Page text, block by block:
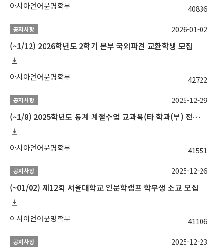
아시아언어문명학부 40836
공지사항
(~1/12) 2026학년도 2학기 본부 국외파견 교환학생 모집
아시아언어문명학부 42722
2026-01-02
공지사항
(~1/8) 2025학년도 동계 계절수업 교과목(타 학과(부) 전공 및 교양) 성적평가방법 선택제 신청 안내
아시아언어문명학부 41551
2025-12-29
공지사항
(~01/02) 제12회 서울대학교 인문학캠프 학부생 조교 모집
아시아언어문명학부 41106
2025-12-26
공지사항 2025-12-23